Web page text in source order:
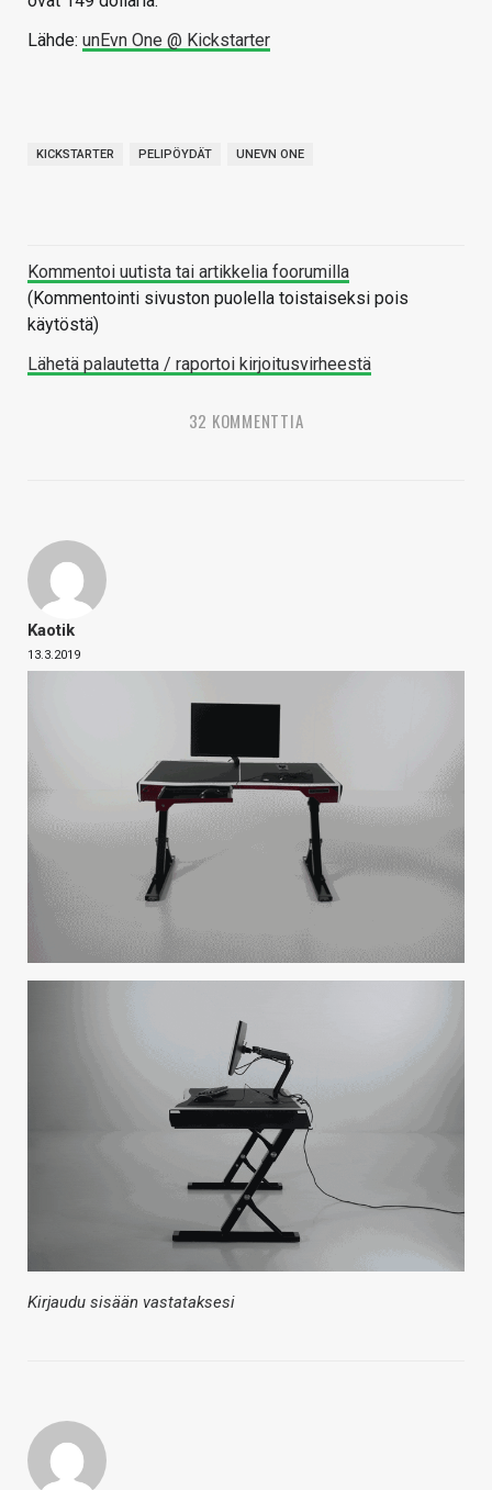
Lähde: unEvn One @ Kickstarter
KICKSTARTER PELIPÖYDÄT UNEVN ONE
Kommentoi uutista tai artikkelia foorumilla
(Kommentointi sivuston puolella toistaiseksi pois
käytöstä)
Lähetä palautetta / raportoi kirjoitusvirheestä
32 KOMMENTTIA
Kaotik
13.3.2019
Kirjaudu sisään vastataksesi